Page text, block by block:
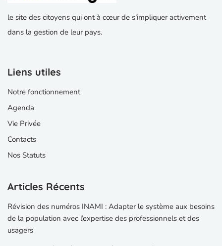
le site des citoyens qui ont à cœur de s’impliquer activement
dans la gestion de leur pays.
Liens utiles
Notre fonctionnement
Agenda
Vie Privée
Contacts
Nos Statuts
Articles Récents
Révision des numéros INAMI : Adapter le système aux besoins
de la population avec l’expertise des professionnels et des
usagers